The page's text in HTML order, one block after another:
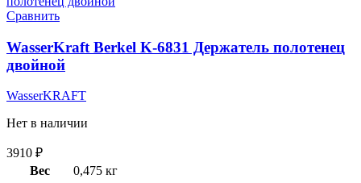
Сравнить
WasserKraft Berkel K-6831 Держатель полотенец
двойной
WasserKRAFT
Нет в наличии
3910 ₽
Вес
0,475 кг